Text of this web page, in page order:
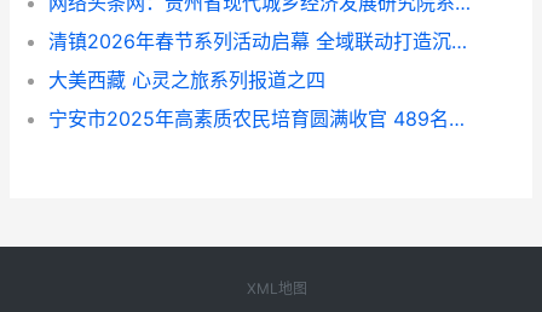
清镇2026年春节系列活动启幕 全域联动打造沉浸式新春文旅盛宴
大美西藏 心灵之旅系列报道之四
宁安市2025年高素质农民培育圆满收官 489名农户赋能乡村产业振兴
XML地图